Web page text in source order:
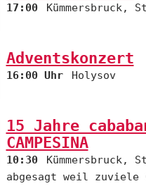
17:00 Kümmersbruck,
Adventskonzert
16:00 Uhr Holysov
15 Jahre
CAMPESINA
10:30
Kümmersbruck,
abgesagt weil zuviele